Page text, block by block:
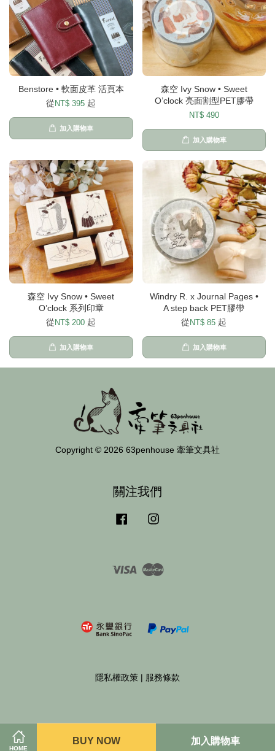
HOME
BUY NOW 加入購物車
Benstore • 軟面皮革 活頁本
從 NT$ 395 起
加入購物車
森空 Ivy Snow • Sweet
O’clock 亮面割型PET膠帶
NT$ 490
加入購物車
森空 Ivy Snow • Sweet
O’clock 系列印章
從 NT$ 200 起
加入購物車
Windry R. x Journal Pages •
A step back PET膠帶
從 NT$ 85 起
加入購物車
Copyright © 2026 63penhouse 牽筆文具社
關注我們
Facebook
Visa Master
隱私權政策 | 服務條款